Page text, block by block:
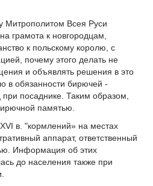
Митрополитом Всея Руси
грамота к новгородцам,
к польскому королю, с
почему этого делать не
и объявлять решения в это
в обязанности бирючей -
посаднике. Таким образом,
памятью.
в. "кормлений» на местах
аппарат, ответственный
Информация об этих
до населения также при